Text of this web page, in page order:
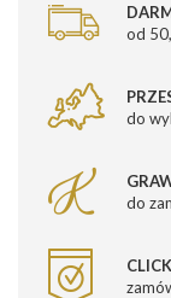
od
do
do